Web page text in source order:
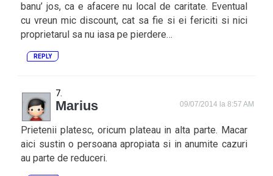
banu’ jos, ca e afacere nu local de caritate. Eventual
cu vreun mic discount, cat sa fie si ei fericiti si nici
proprietarul sa nu iasa pe pierdere…
REPLY
Marius 09/07/2014 la 8:57 AM
Prietenii platesc, oricum plateau in alta parte. Macar
aici sustin o persoana apropiata si in anumite cazuri
au parte de reduceri.